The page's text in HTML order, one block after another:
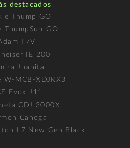
destacados
Thump GO
ThumpSub GO
T7V
IE 200
Juanita
W-MCB-XDJRX3
Evox J11
CDJ 3000X
Canoga
L7 New Gen Black